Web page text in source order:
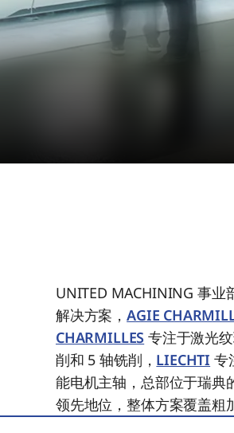
UNITED MACHINING 事业
解决方案，AGIE
CHARMILLES 专注于激光
削和 5 轴铣削， LIECHTI 专
能电机主轴，总部位于瑞典
领先地位，整体方案覆盖粗